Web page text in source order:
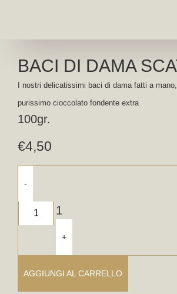
BACI DI DAMA
I nostri delicatissimi baci di dama fatti a
purissimo cioccolato fondente extra
100gr.
€4,50
-
1
+
AGGIUNGI AL CARRELLO